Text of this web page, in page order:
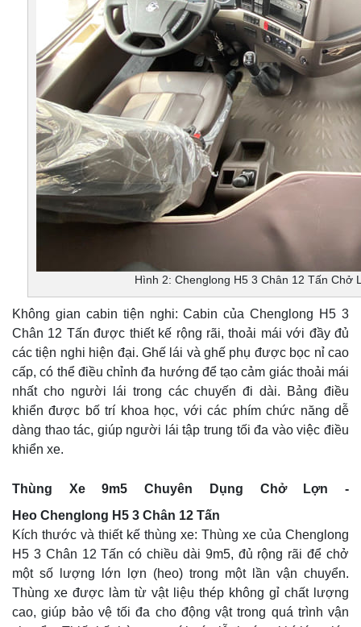
Hình 2: Chenglong H5 3 Chân 12 Tấn Chở
Không gian cabin tiện nghi: Cabin của Chenglong H5 3
Chân 12 Tấn được thiết kế rộng rãi, thoải mái với đầy đủ
các tiện nghi hiện đại. Ghế lái và ghế phụ được bọc nỉ cao
cấp, có thể điều chỉnh đa hướng để tạo cảm giác thoải mái
nhất cho người lái trong các chuyến đi dài. Bảng điều
khiển được bố trí khoa học, với các phím chức năng dễ
dàng thao tác, giúp người lái tập trung tối đa vào việc điều
khiển xe.
Thùng Xe 9m5 Chuyên Dụng Chở Lợn -
Heo Chenglong H5 3 Chân 12 Tấn
Kích thước và thiết kế thùng xe: Thùng xe của Chenglong
H5 3 Chân 12 Tấn có chiều dài 9m5, đủ rộng rãi để chở
một số lượng lớn lợn (heo) trong một lần vận chuyển.
Thùng xe được làm từ vật liệu thép không gỉ chất lượng
cao, giúp bảo vệ tối đa cho động vật trong quá trình vận